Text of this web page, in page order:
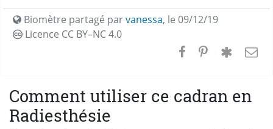
Biomètre partagé parvanessa, le 09/12/19
Licence CC BY–NC 4.0
Comment utiliser ce cadran en
Radiesthésie